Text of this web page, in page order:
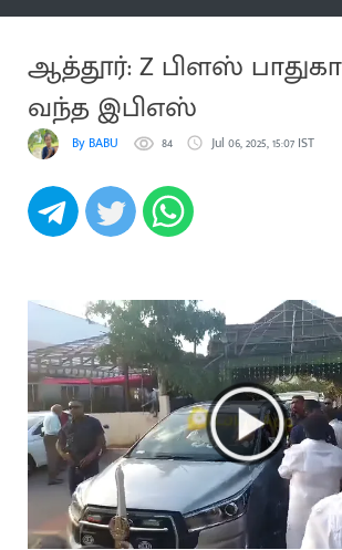
ஆத்தூர்: Z பிளஸ்
வந்த இபிஎஸ்
By BABU 84 Jul 06, 2025, 15:07 IST